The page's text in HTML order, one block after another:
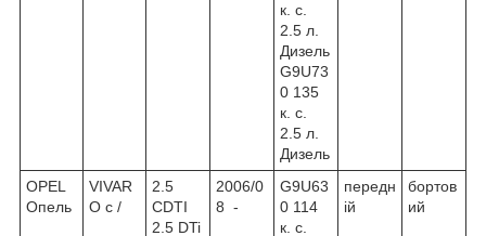
к. с.
2.5 л.
Дизель
G9U73
0 135
к. с.
2.5 л.
Дизель
OPEL
Опель
VIVAR
O c /
2.5
CDTI
2.5 DTi
2006/0
8 -
G9U63
0 114
к. с.
передн
ій
бортов
ий